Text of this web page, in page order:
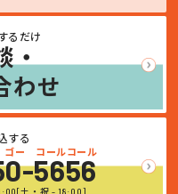
・
わせ
るだけ
ゴー コールコール
5656
する
土・祝 - 18:00]